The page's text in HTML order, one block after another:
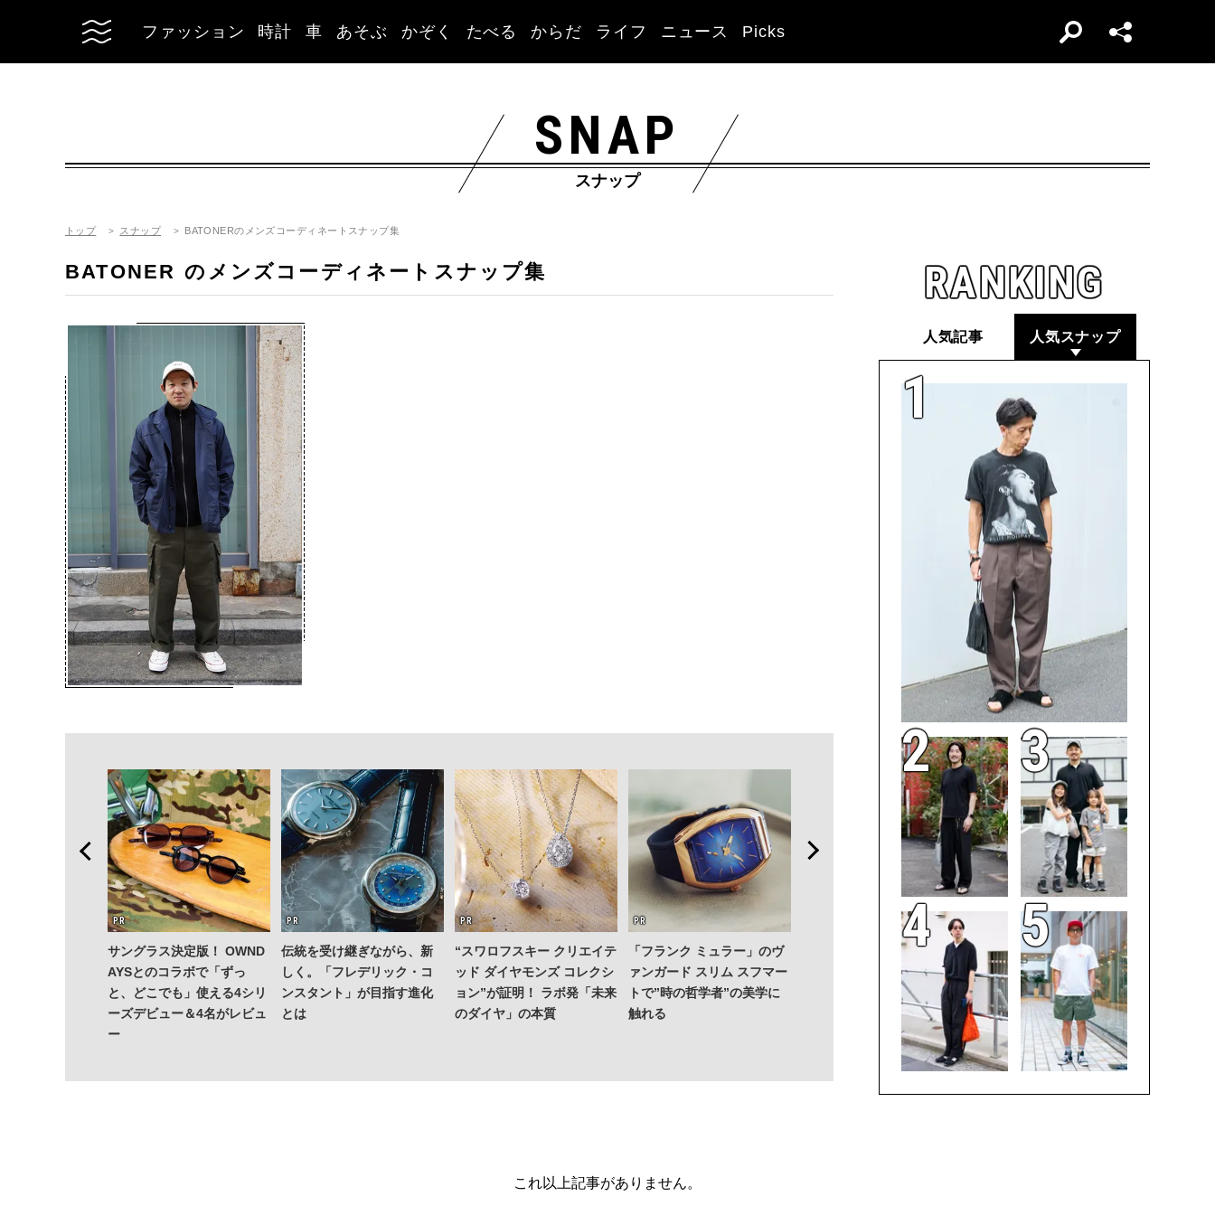
ファッション 時計 車 あそぶ かぞく たべる からだ ライフ ニュース Picks
SNAP
スナップ
トップ スナップ BATONERのメンズコーディネートスナップ集
BATONER のメンズコーディネートスナップ集
サングラス決定版！ OWND
AYSとのコラボで「ずっ
と、どこでも」使える4シリ
ーズデビュー＆4名がレビュ
ー
伝統を受け継ぎながら、新
しく。「フレデリック・コ
ンスタント」が目指す進化
とは
“スワロフスキー クリエイテ
ッド ダイヤモンズ コレクシ
ョン”が証明！ ラボ発「未来
のダイヤ」の本質
「フランク ミュラー」のヴ
ァンガード スリム スフマー
トで”時の哲学者”の美学に
触れる
革新は下山で生まれる──レ
クサスが新型TZとESに込め
た「DISCOVER」の哲学
斎藤 工の心揺さぶる時計
「フレデリック・コンスタ
ント」。クラシックとテク
ノロジーの幸福な両立がこ
こに
RANKING
人気記事 人気スナップ
これ以上記事がありません。